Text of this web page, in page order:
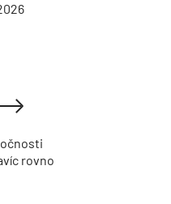
rovno